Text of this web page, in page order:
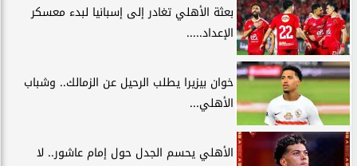
بعثة الأهلي تغادر إلى إسبانيا لبدء معسكر
الإعداد.....
خوان بيزيرا يطلب الرحيل عن الزمالك.. وشباب
الأهلي...
الأهلي يحسم الجدل حول إمام عاشور.. لا